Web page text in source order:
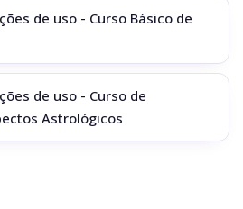
de uso - Curso Básico de
de uso - Curso de
Astrológicos